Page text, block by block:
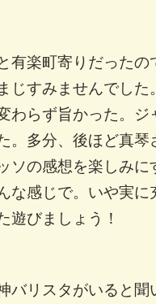
有楽町寄りだったの
じすみませんでした
わらず旨かった。
。多分、後ほど真
ソの感想を楽しみに
な感じで。いや実
遊びましょう！
バリスタがいると聞